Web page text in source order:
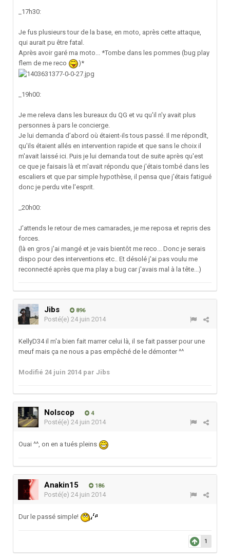
_17h30:
Je fus plusieurs tour de la base, en moto, après cette attaque,
qui aurait pu être fatal.
Après avoir garé ma moto... *Tombe dans les pommes (bug play
flem de me reco
)*
_19h00:
Je me releva dans les bureaux du QG et vu qu'il n'y avait plus
personnes à pars le concierge.
Je lui demanda d’abord où étaient-ils tous passé. Il me répondît,
qu'ils étaient allés en intervention rapide et que sans le choix il
m'avait laissé ici. Puis je lui demanda tout de suite après qu'est
ce que je faisais là et m'avait répondu que j'étais tombé dans les
escaliers et que par simple hypothèse, il pensa que j'étais fatigué
donc je perdu vite l'esprit.
_20h00:
J'attends le retour de mes camarades, je me reposa et repris des
forces.
(là en gros j'ai mangé et je vais bientôt me reco... Donc je serais
dispo pour des interventions etc.. Et désolé j'ai pas voulu me
reconnecté après que ma play a bug car j'avais mal à la tête...)
Jibs 896
Posté(e) 24 juin 2014
KellyD34 il m'a bien fait marrer celui là, il se fait passer pour une
meuf mais ça ne nous a pas empêché de le démonter ^^
Modifié 24 juin 2014 par Jibs
Nolscop 4
Posté(e) 24 juin 2014
Ouai ^^, on en a tués pleins
Anakin15 186
Posté(e) 24 juin 2014
Dur le passé simple!
1